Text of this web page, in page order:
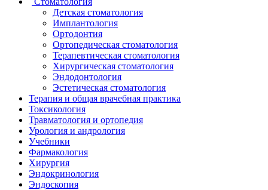
Детская стоматология
Имплантология
Ортодонтия
Ортопедическая стоматология
Терапевтическая стоматология
Хирургическая стоматология
Эндодонтология
Эстетическая стоматология
Терапия и общая врачебная практика
Токсикология
Травматология и ортопедия
Урология и андрология
Учебники
Фармакология
Хирургия
Эндокринология
Эндоскопия